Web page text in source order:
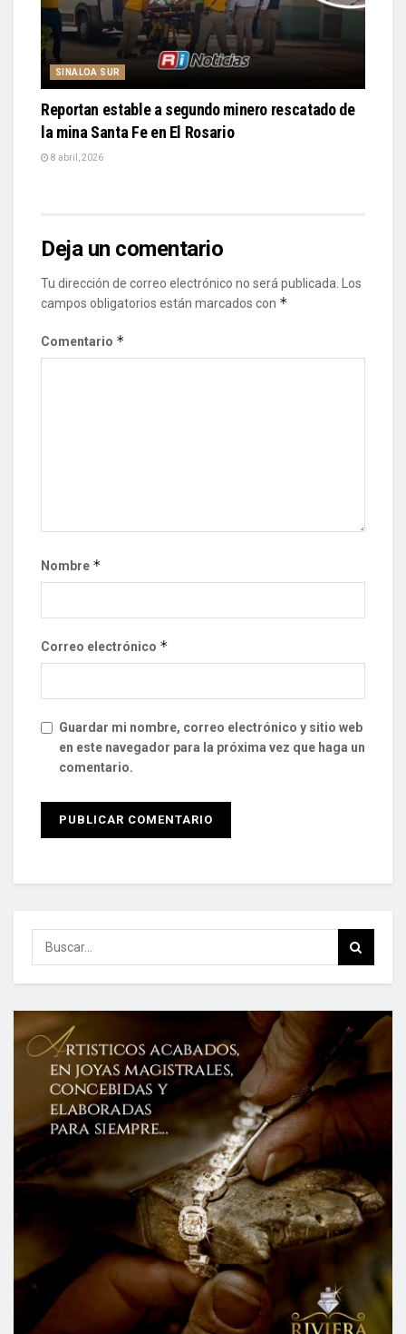
SINALOA SUR
Reportan estable a segundo minero rescatado de
la mina Santa Fe en El Rosario
8 abril, 2026
Deja un comentario
Tu dirección de correo electrónico no será publicada.
Los
campos obligatorios están marcados con *
Comentario *
Nombre *
Correo electrónico *
Guardar mi nombre, correo electrónico y sitio web
en este navegador para la próxima vez que haga un
comentario.